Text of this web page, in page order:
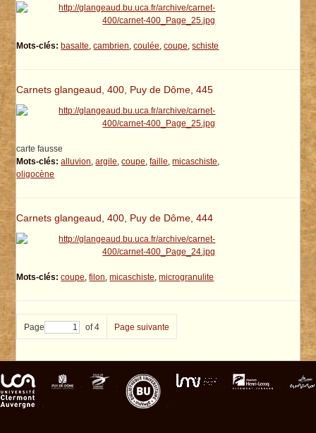
Mots-clés: basalte,cambrien,coulée,coupe,schiste
Carnets glangeaud, 400, Puy de Dôme, 445
carte fausse
Mots-clés: alluvion,argile,coupe,faille,micaschiste,
oligocène
Carnets glangeaud, 400, Puy de Dôme, 444
Mots-clés: coupe,filon,micaschiste,microgranulite
Page of 4 Page suivante